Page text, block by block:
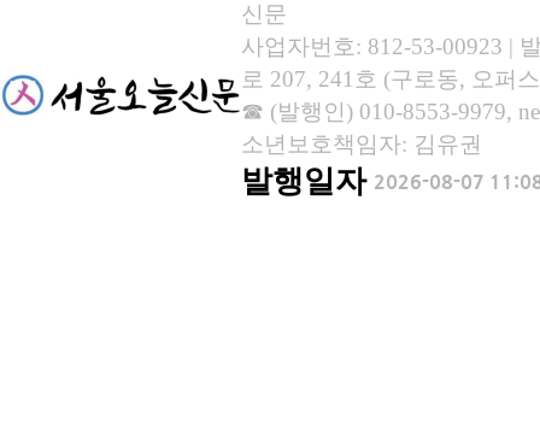
신문
사업자번호: 812-53-00923 |
로 207, 241호 (구로동, 오퍼
☎ (발행인) 010-8553-9979,
소년보호책임자: 김유권
발행일자